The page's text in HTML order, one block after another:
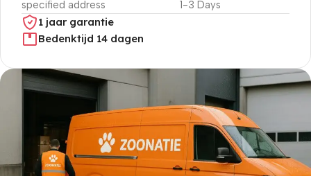
specified address 1-3 Days
1 jaar garantie
Bedenktijd 14 dagen